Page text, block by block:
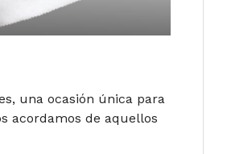
una ocasión única para
acordamos de aquellos